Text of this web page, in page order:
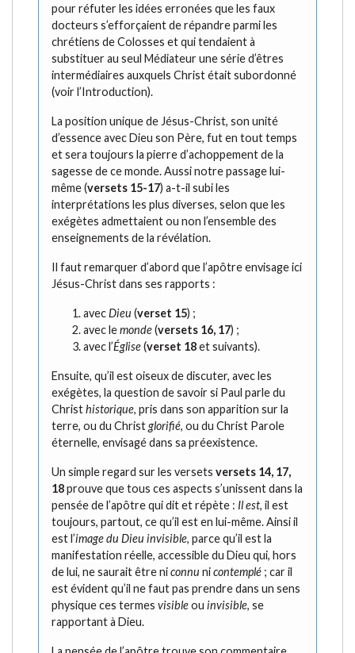
pour réfuter les idées erronées que les faux
docteurs s’efforçaient de répandre parmi les
chrétiens de Colosses et qui tendaient à
substituer au seul Médiateur une série d’êtres
intermédiaires auxquels Christ était subordonné
(voir l’Introduction).
La position unique de Jésus-Christ, son unité
d’essence avec Dieu son Père, fut en tout temps
et sera toujours la pierre d’achoppement de la
sagesse de ce monde. Aussi notre passage lui-
même (versets 15-17) a-t-il subi les
interprétations les plus diverses, selon que les
exégètes admettaient ou non l’ensemble des
enseignements de la révélation.
Il faut remarquer d’abord que l’apôtre envisage ici
Jésus-Christ dans ses rapports :
avecDieu (verset 15) ;
avec lemonde(versets 16, 17) ;
avec l’Église(verset 18et suivants).
Ensuite, qu’il est oiseux de discuter, avec les
exégètes, la question de savoir si Paul parle du
Christhistorique, pris dans son apparition sur la
terre, ou du Christglorifié, ou du Christ Parole
éternelle, envisagé dans sa préexistence.
Un simple regard sur les versets versets 14, 17,
18prouve que tous ces aspects s’unissent dans la
pensée de l’apôtre qui dit et répète : Il est, il est
toujours, partout, ce qu’il est en lui-même. Ainsi il
est l’image du Dieu invisible, parce qu’il est la
manifestation réelle, accessible du Dieu qui, hors
de lui, ne saurait être niconnu nicontemplé ; car il
est évident qu’il ne faut pas prendre dans un sens
physique ces termes visibleou invisible, se
rapportant à Dieu.